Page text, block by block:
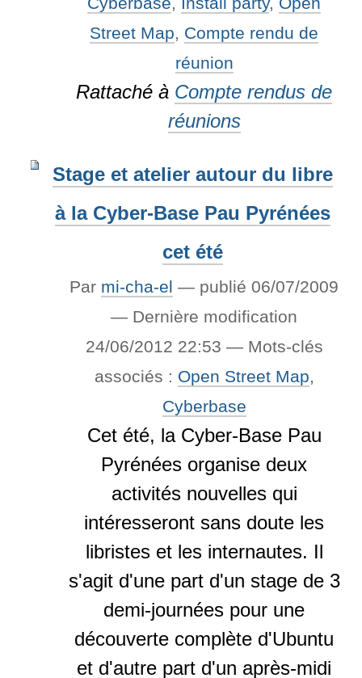
Street Map, Compte rendu de
réunion
Rattaché à Compte rendus de
réunions
Stage et atelier autour du libre
à la Cyber-Base Pau Pyrénées
cet été
Par mi-cha-el — publié 06/07/2009
— Dernière modification
24/06/2012 22:53 — Mots-clés
associés : Open Street Map,
Cyberbase
Cet été, la Cyber-Base Pau
Pyrénées organise deux
activités nouvelles qui
intéresseront sans doute les
libristes et les internautes. Il
s'agit d'une part d'un stage de 3
demi-journées pour une
découverte complète d'Ubuntu
et d'autre part d'un après-midi